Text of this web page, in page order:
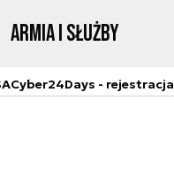
Armia i Służby
Cyber24Days - rejestracja